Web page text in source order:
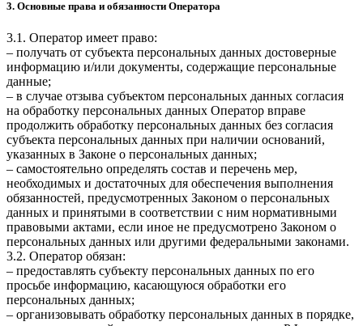
3. Основные права и обязанности Оператора
3.1. Оператор имеет право:
– получать от субъекта персональных данных достоверные
информацию и/или документы, содержащие персональные
данные;
– в случае отзыва субъектом персональных данных согласия
на обработку персональных данных Оператор вправе
продолжить обработку персональных данных без согласия
субъекта персональных данных при наличии оснований,
указанных в Законе о персональных данных;
– самостоятельно определять состав и перечень мер,
необходимых и достаточных для обеспечения выполнения
обязанностей, предусмотренных Законом о персональных
данных и принятыми в соответствии с ним нормативными
правовыми актами, если иное не предусмотрено Законом о
персональных данных или другими федеральными законами.
3.2. Оператор обязан:
– предоставлять субъекту персональных данных по его
просьбе информацию, касающуюся обработки его
персональных данных;
– организовывать обработку персональных данных в порядке,